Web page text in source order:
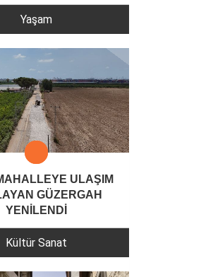
Yaşam
ULAŞIM
GÜZERGAH
YENİLENDİ
Kültür Sanat